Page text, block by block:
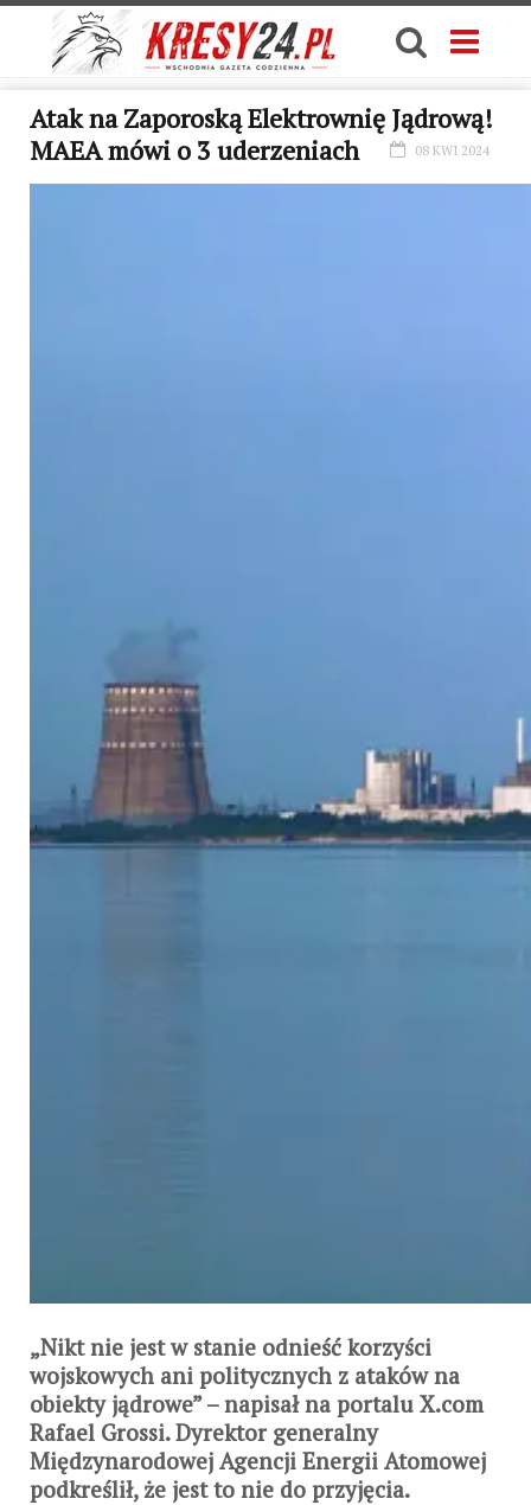
Atak na Zaporoską Elektrownię Jądrową!
MAEA mówi o 3 uderzeniach
08 KWI 2024
„Nikt nie jest w stanie odnieść korzyści
wojskowych ani politycznych z ataków na
obiekty jądrowe” – napisał na portalu X.com
Rafael Grossi. Dyrektor generalny
Międzynarodowej Agencji Energii Atomowej
podkreślił, że jest to nie do przyjęcia.